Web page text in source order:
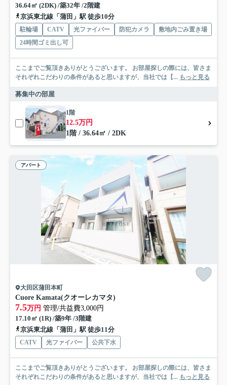
36.64㎡ (2DK) /築32年 /2階建
京浜東北線「蒲田」駅 徒歩10分
駐輪場 CATV 光ファイバー 防犯カメラ
敷地内ごみ置き場
24時間ゴミ出し可
ここまでご覧頂きありがとうございます。 お部屋探しの際には、皆さま
それぞれこだわりの条件があると思いますが、当社では【... もっと見る
募集中の部屋
1階
12.5万円
1階 / 36.64㎡ / 2DK
アパート
大田区蒲田本町
Cuore Kamata(クオーレカマタ)
7.5万円 管理/共益費3,000円
17.10㎡ (1R) /築9年 /3階建
京浜東北線「蒲田」駅 徒歩11分
CATV 光ファイバー 公共下水
ここまでご覧頂きありがとうございます。 お部屋探しの際には、皆さま
それぞれこだわりの条件があると思いますが、当社では【... もっと見る